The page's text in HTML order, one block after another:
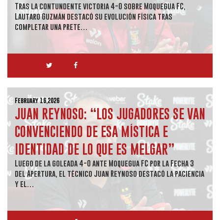
Tras la contundente victoria 4-0 sobre Moquegua FC,
Lautaro Guzmán destacó su evolución física tras
completar una prete…
February 16,2026
JUAN REYNOSO: “LOS JUGADORES SE VAN
CONVENCIENDO DE ESA MÍSTICA E
IDENTIDAD DE LO QUE ES MELGAR”
Luego de la goleada 4-0 ante Moquegua FC por la Fecha 3
del Apertura, el técnico Juan Reynoso destacó la paciencia
y el…